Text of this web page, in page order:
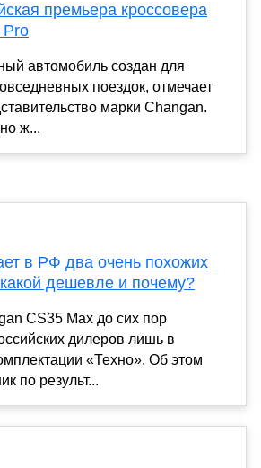
премьера кроссовера
Pro
автомобиль создан для
поездок, отмечает
марки Changan.
ж...
в РФ два очень похожих
дешевле и почему?
CS35 Max до сих пор
дилеров лишь в
«Техно». Об этом
по результ...